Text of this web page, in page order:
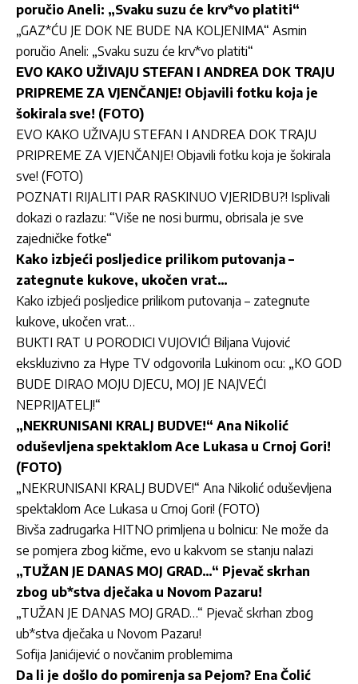
poručio Aneli: „Svaku suzu će krv*vo platiti“
„GAZ*ĆU JE DOK NE BUDE NA KOLJENIMA“ Asmin
poručio Aneli: „Svaku suzu će krv*vo platiti“
EVO KAKO UŽIVAJU STEFAN I ANDREA DOK TRAJU
PRIPREME ZA VJENČANJE! Objavili fotku koja je
šokirala sve! (FOTO)
EVO KAKO UŽIVAJU STEFAN I ANDREA DOK TRAJU
PRIPREME ZA VJENČANJE! Objavili fotku koja je šokirala
sve! (FOTO)
POZNATI RIJALITI PAR RASKINUO VJERIDBU?! Isplivali
dokazi o razlazu: “Više ne nosi burmu, obrisala je sve
zajedničke fotke“
Kako izbjeći posljedice prilikom putovanja –
zategnute kukove, ukočen vrat…
Kako izbjeći posljedice prilikom putovanja – zategnute
kukove, ukočen vrat…
BUKTI RAT U PORODICI VUJOVIĆ! Biljana Vujović
ekskluzivno za Hype TV odgovorila Lukinom ocu: „KO GOD
BUDE DIRAO MOJU DJECU, MOJ JE NAJVEĆI
NEPRIJATELJ!“
„NEKRUNISANI KRALJ BUDVE!“ Ana Nikolić
oduševljena spektaklom Ace Lukasa u Crnoj Gori!
(FOTO)
„NEKRUNISANI KRALJ BUDVE!“ Ana Nikolić oduševljena
spektaklom Ace Lukasa u Crnoj Gori! (FOTO)
Bivša zadrugarka HITNO primljena u bolnicu: Ne može da
se pomjera zbog kičme, evo u kakvom se stanju nalazi
„TUŽAN JE DANAS MOJ GRAD…“ Pjevač skrhan
zbog ub*stva dječaka u Novom Pazaru!
„TUŽAN JE DANAS MOJ GRAD…“ Pjevač skrhan zbog
ub*stva dječaka u Novom Pazaru!
Sofija Janićijević o novčanim problemima
Da li je došlo do pomirenja sa Pejom? Ena Čolić